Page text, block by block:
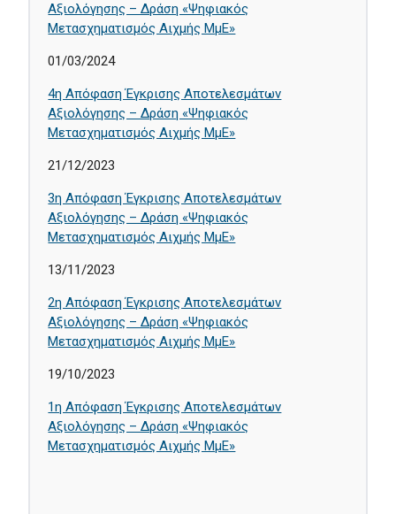
Αξιολόγησης – Δράση «Ψηφιακός
Μετασχηματισμός Αιχμής ΜμΕ»
01/03/2024
4η Απόφαση Έγκρισης Αποτελεσμάτων
Αξιολόγησης – Δράση «Ψηφιακός
Μετασχηματισμός Αιχμής ΜμΕ»
21/12/2023
3η Απόφαση Έγκρισης Αποτελεσμάτων
Αξιολόγησης – Δράση «Ψηφιακός
Μετασχηματισμός Αιχμής ΜμΕ»
13/11/2023
2η Απόφαση Έγκρισης Αποτελεσμάτων
Αξιολόγησης – Δράση «Ψηφιακός
Μετασχηματισμός Αιχμής ΜμΕ»
19/10/2023
1η Απόφαση Έγκρισης Αποτελεσμάτων
Αξιολόγησης – Δράση «Ψηφιακός
Μετασχηματισμός Αιχμής ΜμΕ»